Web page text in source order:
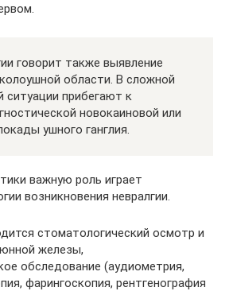
говорит также выявление
области. В сложной
ситуации прибегают к
новокаиновой или
ушного ганглия.
важную роль играет
возникновения невралгии.
стоматологический осмотр и
железы,
обследование (аудиометрия,
фарингоскопия, рентгенография